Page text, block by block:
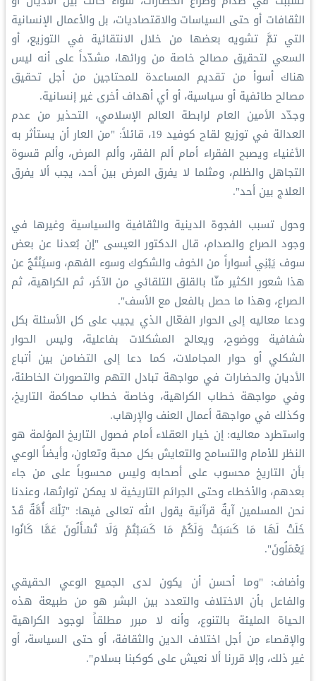
الثقافات أو حتى السياسات والاقتصاديات، بل والأعمال الإنسانية
التي تمَّ تشويه بعضها من خلال الانتقائية في التوزيع، أو
السعي لتحقيق مصالح خاصة من ورائها، مشدّداً على أنه ليس
هناك أسوأ من تقديم المساعدة للمحتاجين من أجل تحقيق
مصالح طائفية أو سياسية، أو أي أهداف أخرى غير إنسانية.
وجدّد الأمين العام لرابطة العالم الإسلامي، التحذير من عدم
العدالة في توزيع لقاح كوفيد 19، قائلاً: "من العار أن يستأثر به
الأغنياء ويصبح الفقراء أمام ألم الفقر، وألم المرض، وألم قسوة
التجاهل والظلم، ومثلما لا يفرق المرض بين أحد، يجب ألا يفرق
العلاج بين أحد".
وحول تسبب الفجوة الدينية والثقافية والسياسية وغيرها في
وجود الصراع والصدام، قال الدكتور العيسى "إن بُعدنا عن بعض
سوف يَبْنِي أسواراً من الخوف والشكوك وسوء الفهم، وسيَنْتُجُ عن
هذا شعور الكثير منّا بالقلق التلقائي من الآخَر، ثم الكراهية، ثم
الصراع، وهذا ما حصل بالفعل مع الأسف".
ودعا معاليه إلى الحوار الفعّال الذي يجيب على كل الأسئلة بكل
شفافية ووضوح، ويعالج المشكلات بفاعلية، وليس الحوار
الشكلي أو حوار المجاملات، كما دعا إلى التضامن بين أتباع
الأديان والحضارات في مواجهة تبادل التهم والتصورات الخاطئة،
وفي مواجهة خطاب الكراهية، وخاصة خطاب محاكمة التاريخ،
وكذلك في مواجهة أعمال العنف والإرهاب.
واستطرد معاليه: إن خيار العقلاء أمام فصول التاريخ المؤلمة هو
النظر للأمام والتسامح والتعايش بكل محبة وتعاون، وأيضاً الوعي
بأن التاريخ محسوب على أصحابه وليس محسوباً على من جاء
بعدهم، والأخطاء وحتى الجرائم التاريخية لا يمكن توارثها، وعندنا
نحن المسلمين آيةٌ قرآنية يقول الله تعالى فيها: "تِلْكَ أُمَّةٌ قَدْ
خَلَتْ لَهَا مَا كَسَبَتْ وَلَكُمْ مَا كَسَبْتُمْ وَلَا تُسْأَلُونَ عَمَّا كَانُوا
يَعْمَلُونَ".
وأضاف: "وما أحسن أن يكون لدى الجميع الوعي الحقيقي
والفاعل بأن الاختلاف والتعدد بين البشر هو من طبيعة هذه
الحياة المليئة بالتنوع، وأنه لا مبرر مطلقاً لوجود الكراهية
والإقصاء من أجل اختلاف الدين والثقافة، أو حتى السياسة، أو
غير ذلك، وإلا قررنا ألا نعيش على كوكبنا بسلام".